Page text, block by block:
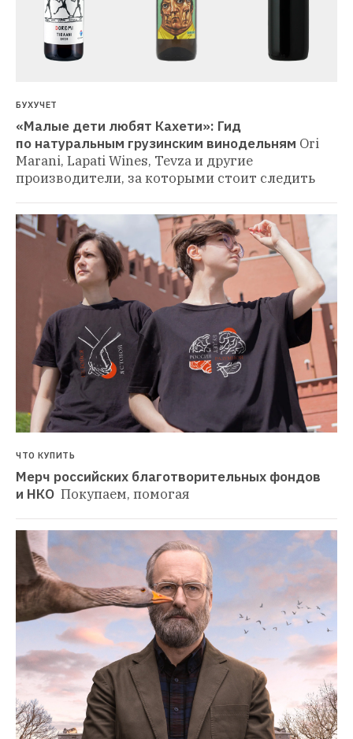
БУХУЧЕТ
«Малые дети любят Кахети»: Гид
по натуральным грузинским винодельням Ori
Marani, Lapati Wines, Tevza и другие
производители, за которыми стоит следить
ЧТО КУПИТЬ
Мерч российских благотворительных фондов
и НКО Покупаем, помогая